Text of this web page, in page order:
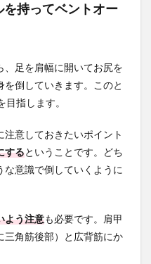
を持ってベントオー
、足を肩幅に開いてお尻を
倒していきます。このと
目指します。
意しておきたいポイント
するということです。どち
な意識で倒していくように
よう注意も必要です。肩甲
三角筋後部）と広背筋にか